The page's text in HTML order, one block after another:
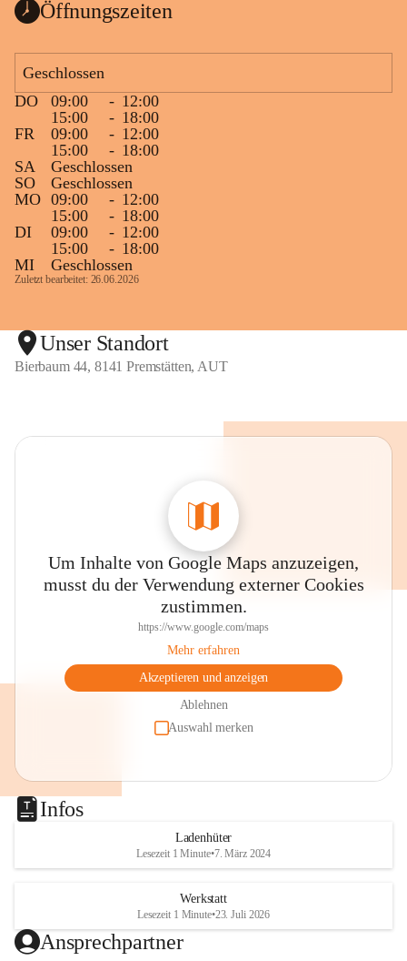
Öffnungszeiten
Geschlossen
DO
09:00 - 12:00
15:00
- 18:00
FR
09:00 - 12:00
15:00
- 18:00
SA
Geschlossen
SO
Geschlossen
MO 09:00 - 12:00
15:00
- 18:00
DI
09:00 - 12:00
15:00
- 18:00
MI
Geschlossen
Zuletzt bearbeitet: 26.06.2026
Unser Standort
Bierbaum 44, 8141 Premstätten, AUT
Um Inhalte von Google Maps anzuzeigen,
musst du der Verwendung externer Cookies
zustimmen.
https://www.google.com/maps
Mehr erfahren
Akzeptieren und anzeigen
Ablehnen
Auswahl merken
Infos
Ladenhüter
Lesezeit 1 Minute•7. März 2024
Werkstatt
Lesezeit 1 Minute•23. Juli 2026
Ansprechpartner